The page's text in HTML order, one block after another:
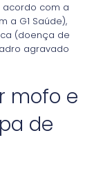
acordo com a
a G1 Saúde),
(doença de
agravado
mofo e
de